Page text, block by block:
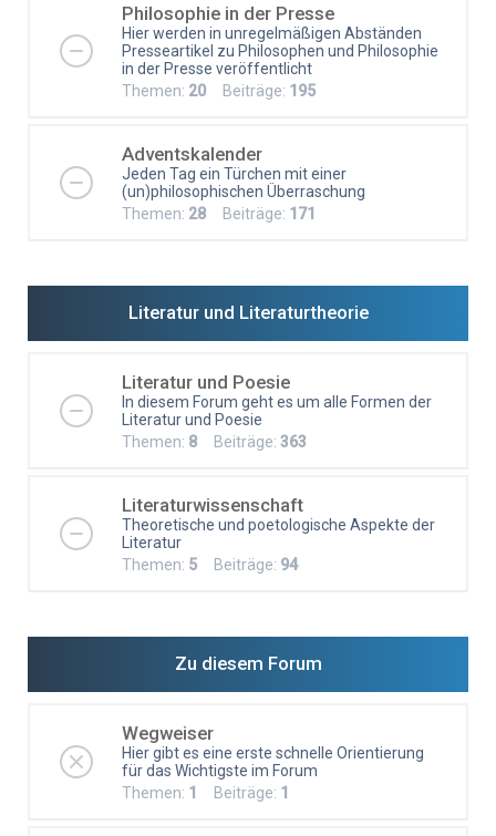
Philosophie in der Presse
Hier werden in unregelmäßigen Abständen
Presseartikel zu Philosophen und Philosophie
in der Presse veröffentlicht
Themen: 20 Beiträge: 195
Adventskalender
Jeden Tag ein Türchen mit einer
(un)philosophischen Überraschung
Themen: 28 Beiträge: 171
Literatur und Literaturtheorie
Literatur und Poesie
In diesem Forum geht es um alle Formen der
Literatur und Poesie
Themen: 8 Beiträge: 363
Literaturwissenschaft
Theoretische und poetologische Aspekte der
Literatur
Themen: 5 Beiträge: 94
Zu diesem Forum
Wegweiser
Hier gibt es eine erste schnelle Orientierung
für das Wichtigste im Forum
Themen: 1 Beiträge: 1